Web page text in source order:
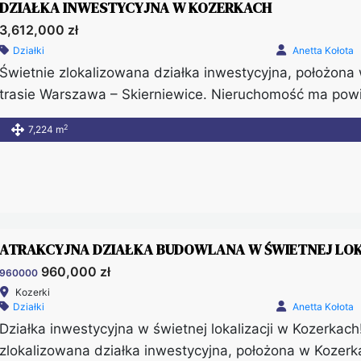
DZIAŁKA INWESTYCYJNA W KOZERKACH
3,612,000 zł
Działki Anetta Kołota
Świetnie zlokalizowana działka inwestycyjna,
trasie Warszawa – Skierniewice. Nieruchomość ma
850m od obwodnicy Grodziska Mazowieckiego. W
domy mieszkalne oraz obiekty usługowo –
7,224 m2
ATRAKCYJNA DZIAŁKA BUDOWLANA W ŚWIETNEJ
960000 960,000 zł
Kozerki
Działki
Anetta Kołota
Działka inwestycyjna w świetnej lokalizacji w
zlokalizowana działka inwestycyjna, położona w